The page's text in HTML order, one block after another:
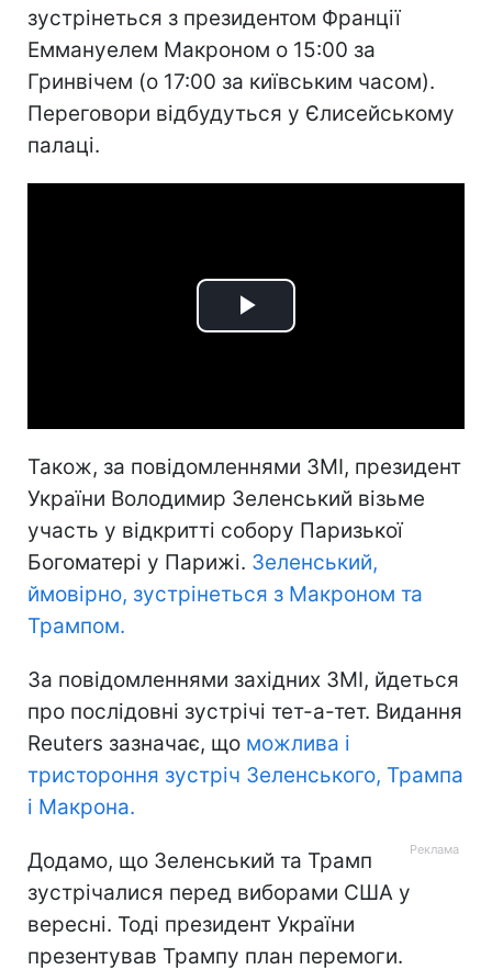
зустрінеться з президентом Франції
Еммануелем Макроном о 15:00 за
Гринвічем (о 17:00 за київським часом).
Переговори відбудуться у Єлисейському
палаці.
Play
Також, за повідомленнями ЗМІ, президент
України Володимир Зеленський візьме
участь у відкритті собору Паризької
Богоматері у Парижі. Зеленський,
ймовірно, зустрінеться з Макроном та
Трампом.
За повідомленнями західних ЗМІ, йдеться
про послідовні зустрічі тет-а-тет. Видання
Reuters зазначає, що можлива і
тристороння зустріч Зеленського, Трампа
і Макрона.
Додамо, що Зеленський та Трамп
зустрічалися перед виборами США у
вересні. Тоді президент України
презентував Трампу план перемоги.